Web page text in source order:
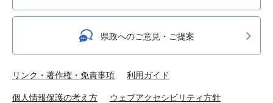
県政へのご意見・ご提案
リンク・著作権・免責事項 利用ガイド
個人情報保護の考え方 ウェブアクセシビリティ方針